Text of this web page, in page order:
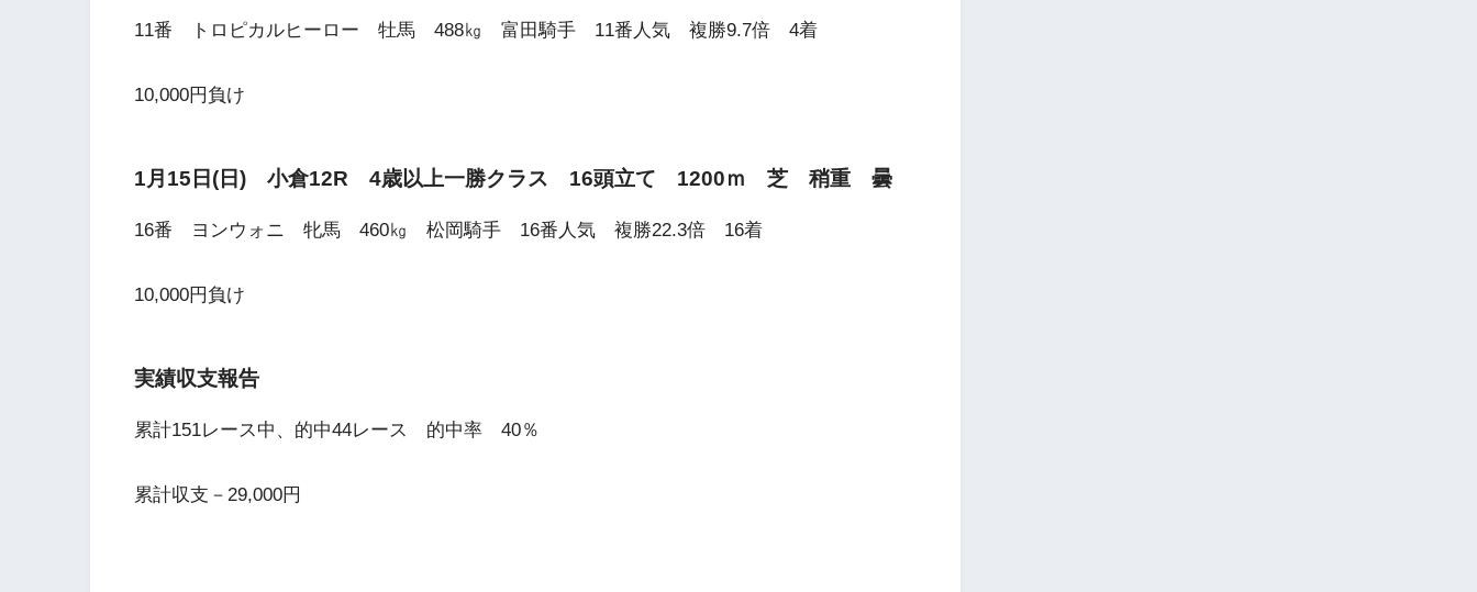
11番 トロピカルヒーロー 牡馬 488㎏ 富田騎手 11番人気 複勝9.7倍 4着
10,000円負け
1月15日(日) 小倉12R 4歳以上一勝クラス 16頭立て 1200ｍ 芝 稍重 曇
16番 ヨンウォニ 牝馬 460㎏ 松岡騎手 16番人気 複勝22.3倍 16着
10,000円負け
実績収支報告
累計151レース中、的中44レース 的中率 40％
累計収支－29,000円